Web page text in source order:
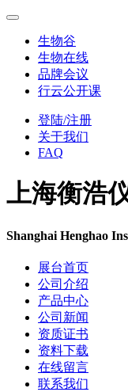
生物谷
生物在线
品牌会议
行云公开课
登陆/注册
关于我们
FAQ
上海衡浩
Shanghai Henghao
展台首页
公司介绍
产品中心
公司新闻
资质证书
资料下载
在线留言
联系我们